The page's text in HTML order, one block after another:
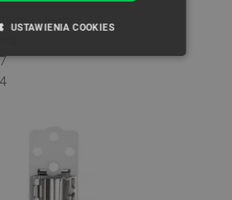
- lewa
USTAWIENIA COOKIES